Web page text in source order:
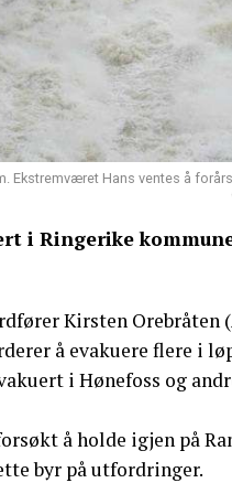
Ekstremværet Hans ventes å
i Ringerike
Kirsten
å evakuere flere i
i Hønefoss og
å holde igjen på
byr på utfordringer.